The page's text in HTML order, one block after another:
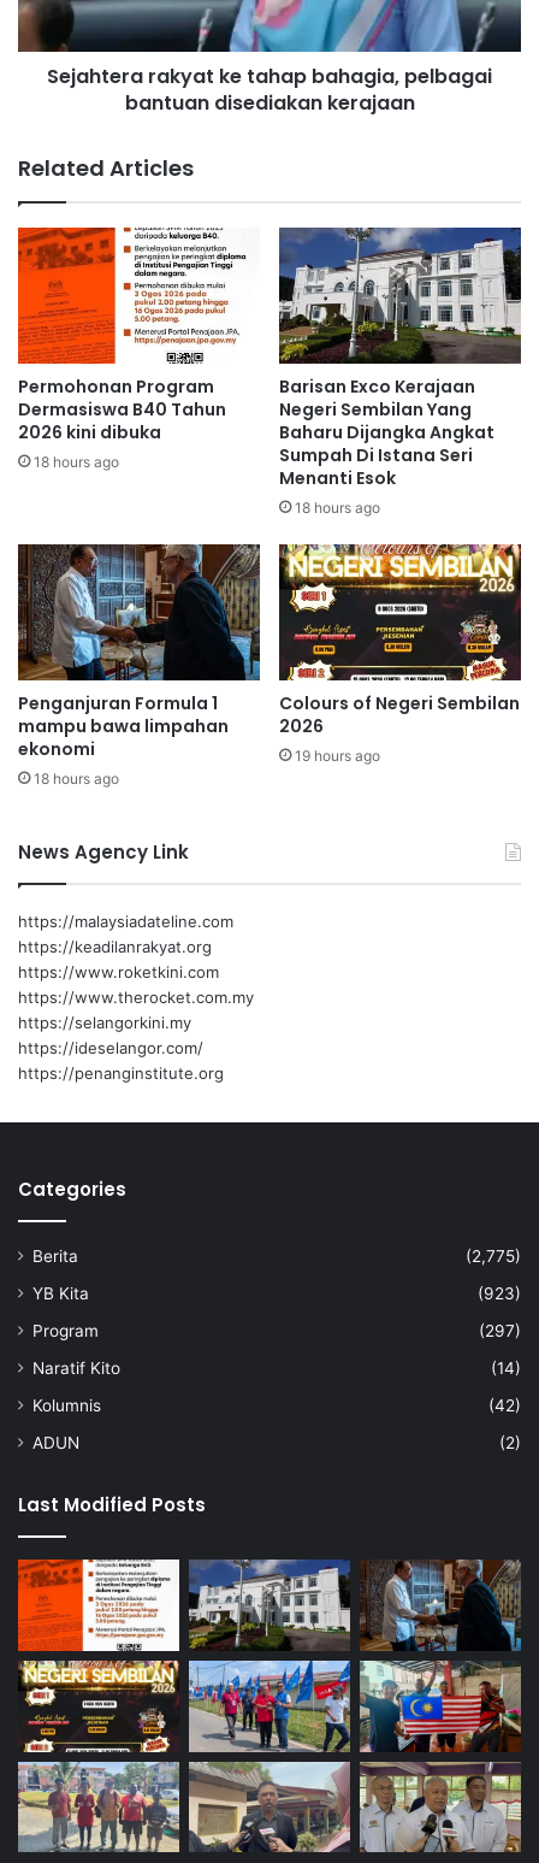
e
n
-
T
e
m
a
n
-
S
i
t
r
a
a
t
k
e
t
h
a
p
b
a
h
a
,
p
e
l
b
a
g
a
i
n
t
a
e
r
j
a
n
Sejahtera rakyat ke tahap bahagia, pelbagai
bantuan disediakan kerajaan
Related Articles
Permohonan Program
Dermasiswa B40 Tahun
2026 kini dibuka
18 hours ago
Barisan Exco Kerajaan
Negeri Sembilan Yang
Baharu Dijangka Angkat
Sumpah Di Istana Seri
Menanti Esok
18 hours ago
Penganjuran Formula 1
mampu bawa limpahan
ekonomi
18 hours ago
Colours of Negeri Sembilan
2026
19 hours ago
News Agency Link
https://malaysiadateline.com
https://keadilanrakyat.org
https://www.roketkini.com
https://www.therocket.com.my
https://selangorkini.my
https://ideselangor.com/
https://penanginstitute.org
Categories
Berita
(2,775)
YB Kita
(923)
Program
(297)
Naratif Kito
(14)
Kolumnis
(42)
ADUN
(2)
Last Modified Posts